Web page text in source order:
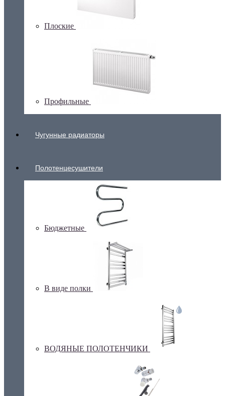
Плоские
Профильные
Чугунные радиаторы
Полотенцесушители
Бюджетные
В виде полки
ВОДЯНЫЕ ПОЛОТЕНЧИКИ